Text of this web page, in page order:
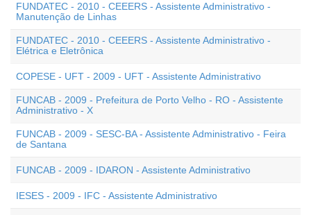
FUNDATEC - 2010 - CEEERS - Assistente Administrativo -
Manutenção de Linhas
FUNDATEC - 2010 - CEEERS - Assistente Administrativo -
Elétrica e Eletrônica
COPESE - UFT - 2009 - UFT - Assistente Administrativo
FUNCAB - 2009 - Prefeitura de Porto Velho - RO - Assistente
Administrativo - X
FUNCAB - 2009 - SESC-BA - Assistente Administrativo - Feira
de Santana
FUNCAB - 2009 - IDARON - Assistente Administrativo
IESES - 2009 - IFC - Assistente Administrativo